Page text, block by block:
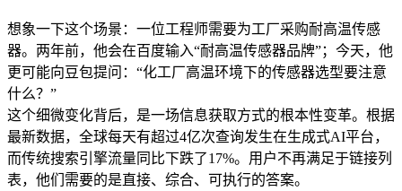
想象一下这个场景：一位工程师需要为工厂采购耐高温传感
器。两年前，他会在百度输入“耐高温传感器品牌”；今天，他
更可能向豆包提问：“化工厂高温环境下的传感器选型要注意
什么？”
这个细微变化背后，是一场信息获取方式的根本性变革。根据
最新数据，全球每天有超过4亿次查询发生在生成式AI平台，
而传统搜索引擎流量同比下跌了17%。用户不再满足于链接列
表，他们需要的是直接、综合、可执行的答案。